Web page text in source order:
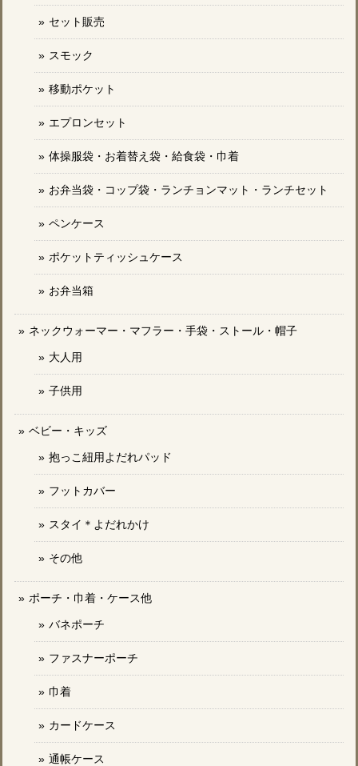
セット販売
スモック
移動ポケット
エプロンセット
体操服袋・お着替え袋・給食袋・巾着
お弁当袋・コップ袋・ランチョンマット・ランチセット
ペンケース
ポケットティッシュケース
お弁当箱
ネックウォーマー・マフラー・手袋・ストール・帽子
大人用
子供用
ベビー・キッズ
抱っこ紐用よだれパッド
フットカバー
スタイ＊よだれかけ
その他
ポーチ・巾着・ケース他
バネポーチ
ファスナーポーチ
巾着
カードケース
通帳ケース